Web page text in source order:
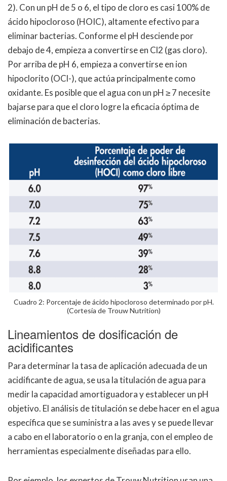
2). Con un pH de 5 o 6, el tipo de cloro es casi 100% de
ácido hipocloroso (HOIC), altamente efectivo para
eliminar bacterias. Conforme el pH desciende por
debajo de 4, empieza a convertirse en Cl2 (gas cloro).
Por arriba de pH 6, empieza a convertirse en ion
hipoclorito (OCl-), que actúa principalmente como
oxidante. Es posible que el agua con un pH ≥ 7 necesite
bajarse para que el cloro logre la eficacia óptima de
eliminación de bacterias.
Cuadro 2: Porcentaje de ácido hipocloroso determinado por pH.
(Cortesía de Trouw Nutrition)
Lineamientos de dosificación de
acidificantes
Para determinar la tasa de aplicación adecuada de un
acidificante de agua, se usa la titulación de agua para
medir la capacidad amortiguadora y establecer un pH
objetivo. El análisis de titulación se debe hacer en el agua
específica que se suministra a las aves y se puede llevar
a cabo en el laboratorio o en la granja, con el empleo de
herramientas especialmente diseñadas para ello.